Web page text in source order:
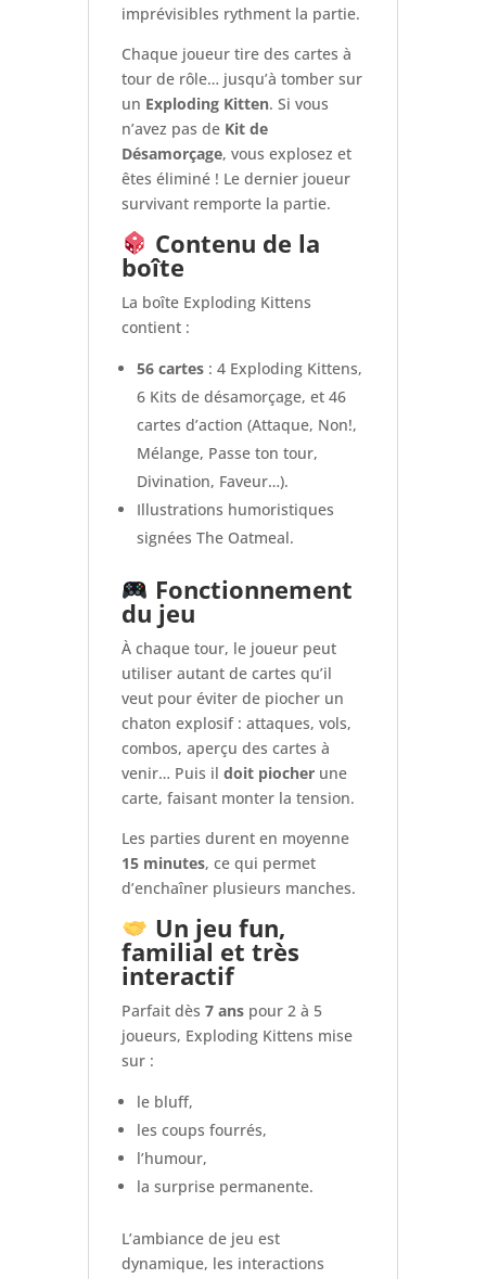
imprévisibles rythment la partie.
Chaque joueur tire des cartes à
tour de rôle… jusqu’à tomber sur
un Exploding Kitten. Si vous
n’avez pas de Kit de
Désamorçage, vous explosez et
êtes éliminé ! Le dernier joueur
survivant remporte la partie.
Contenu de la
boîte
La boîte Exploding Kittens
contient :
56 cartes: 4 Exploding Kittens,
6 Kits de désamorçage, et 46
cartes d’action (Attaque, Non!,
Mélange, Passe ton tour,
Divination, Faveur…).
Illustrations humoristiques
signées The Oatmeal.
Fonctionnement
du jeu
À chaque tour, le joueur peut
utiliser autant de cartes qu’il
veut pour éviter de piocher un
chaton explosif : attaques, vols,
combos, aperçu des cartes à
venir… Puis il doit piocherune
carte, faisant monter la tension.
Les parties durent en moyenne
15 minutes, ce qui permet
d’enchaîner plusieurs manches.
Un jeu fun,
familial et très
interactif
Parfait dès 7 anspour 2 à 5
joueurs, Exploding Kittens mise
sur :
le bluff,
les coups fourrés,
l’humour,
la surprise permanente.
L’ambiance de jeu est
dynamique, les interactions